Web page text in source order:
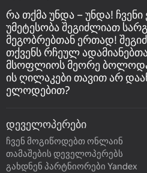
რა თქმა უნდა – უნდა! ჩვენი
უმეტესობა შეგიძლიათ
მეგობრებთან ერთად!
თქვენს რჩეულ
მსოფლიოს მეორე
ის ღილაკები თავით არ
ელოდებით?
დეველოპერები
ჩვენ მოგიწოდებთ ონლაინ
თამაშების დეველოპერებს
გახდნენ პარტნიორები Yandex